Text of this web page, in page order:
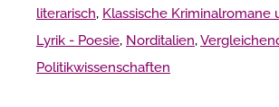
literarisch, Klassische Kriminalromane
Lyrik - Poesie, Norditalien,
Politikwissenschaften